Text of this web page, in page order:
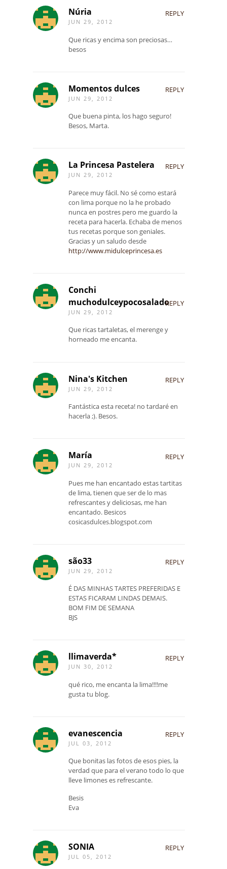
Núria
JUN 29, 2012
REPLY
Que ricas y encima son preciosas…
besos
Momentos dulces
JUN 29, 2012
REPLY
Que buena pinta, los hago seguro!
Besos, Marta.
La Princesa Pastelera
JUN 29, 2012
REPLY
Parece muy fácil. No sé como estará
con lima porque no la he probado
nunca en postres pero me guardo la
receta para hacerla. Echaba de menos
tus recetas porque son geniales.
Gracias y un saludo desde
http://www.midulceprincesa.es
Conchi
muchodulceypocosalado
JUN 29, 2012
REPLY
Que ricas tartaletas, el merenge y
horneado me encanta.
Nina's Kitchen
JUN 29, 2012
REPLY
Fantástica esta receta! no tardaré en
hacerla ;). Besos.
María
JUN 29, 2012
REPLY
Pues me han encantado estas tartitas
de lima, tienen que ser de lo mas
refrescantes y deliciosas, me han
encantado. Besicos
cosicasdulces.blogspot.com
são33
JUN 29, 2012
REPLY
É DAS MINHAS TARTES PREFERIDAS E
ESTAS FICARAM LINDAS DEMAIS.
BOM FIM DE SEMANA
BJS
llimaverda*
JUN 30, 2012
REPLY
qué rico, me encanta la lima!!!!me
gusta tu blog.
evanescencia
JUL 03, 2012
REPLY
Que bonitas las fotos de esos pies, la
verdad que para el verano todo lo que
lleve limones es refrescante.
Besis
Eva
SONIA
JUL 05, 2012
REPLY